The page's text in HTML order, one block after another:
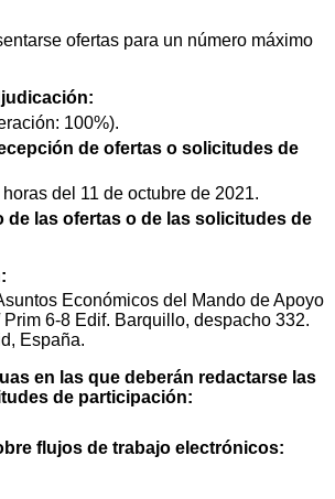
ofertas para un número máximo
100%).
de ofertas o solicitudes de
del 11 de octubre de 2021.
de las ofertas o de las solicitudes de
Económicos del Mando de Apoyo
Prim 6-8 Edif. Barquillo, despacho 332.
España.
en las que deberán redactarse las
de participación:
flujos de trabajo electrónicos: